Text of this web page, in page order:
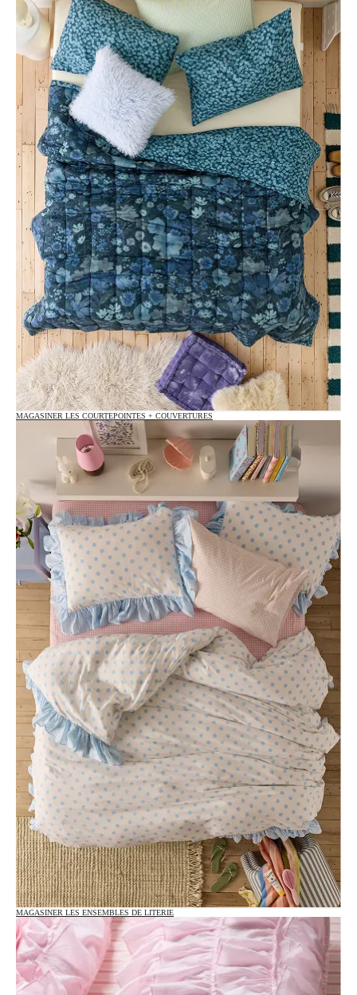
MAGASINER LES COURTEPOINTES + COUVERTURES
MAGASINER LES ENSEMBLES DE LITERIE